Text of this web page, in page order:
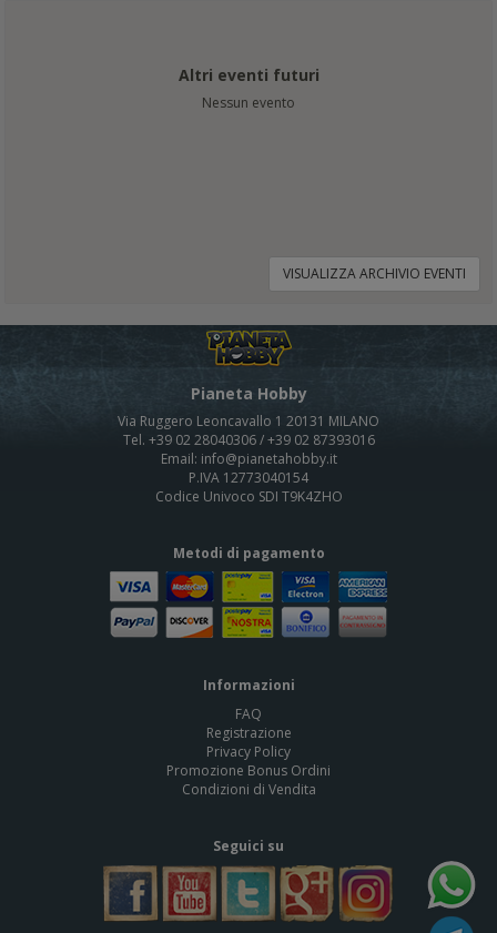
Altri eventi futuri
Nessun evento
VISUALIZZA ARCHIVIO EVENTI
Pianeta Hobby
Via Ruggero Leoncavallo 1 20131 MILANO
Tel. +39 02 28040306 / +39 02 87393016
Email: info@pianetahobby.it
P.IVA 12773040154
Codice Univoco SDI T9K4ZHO
Metodi di pagamento
Informazioni
FAQ
Registrazione
Privacy Policy
Promozione Bonus Ordini
Condizioni di Vendita
Seguici su